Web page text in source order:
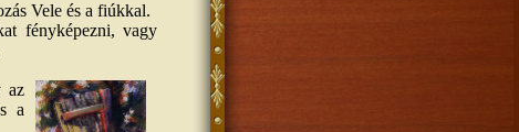
Vele és a fiúkkal.
fényképezni, vagy
az
a